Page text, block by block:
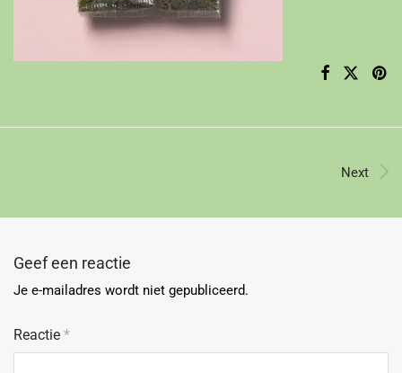
Next
Geef een reactie
Je e-mailadres wordt niet gepubliceerd.
Reactie *